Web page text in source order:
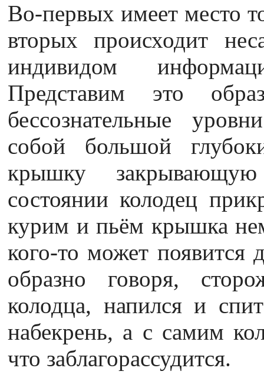
Во-первых имеет место
вторых происходит
индивидом
Представим это
бессознательные
собой большой
крышку
состоянии колодец
курим и пьём крышка
кого-то может появится
образно говоря,
колодца, напился и
набекрень, а с самим
что заблагорассудится.